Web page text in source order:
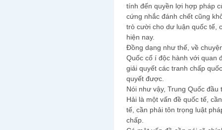
tính đến quyền lợi hợp pháp
cứng nhắc đánh chết cũng
trò cười cho dư luận quốc tế,
hiện nay.
Đồng dạng như thế, về
Quốc cố í độc hành với quan
giải quyết các tranh chấp
quyết được.
Nói như vậy, Trung Quốc
Hải là một vấn đề quốc tế,
tế, cần phải tôn trọng luật
chấp.